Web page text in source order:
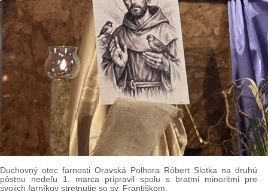
Duchovný otec farnosti Oravská Polhora Róbert Slotka na druhú
pôstnu nedeľu 1. marca pripravil spolu s bratmi minoritmi pre
svojich farníkov stretnutie so sv. Františkom.